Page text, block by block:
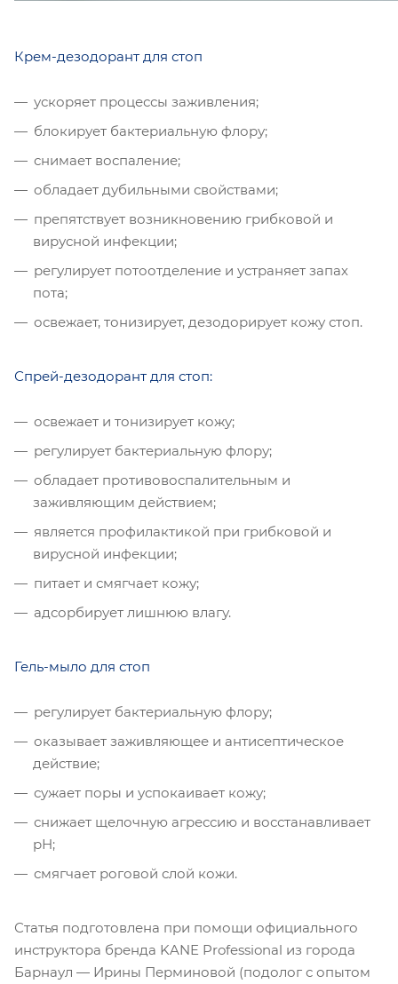
Крем-дезодорант для стоп
ускоряет процессы заживления;
блокирует бактериальную флору;
снимает воспаление;
обладает дубильными свойствами;
препятствует возникновению грибковой и
вирусной инфекции;
регулирует потоотделение и устраняет запах
пота;
освежает, тонизирует, дезодорирует кожу стоп.
Спрей-дезодорант для стоп:
освежает и тонизирует кожу;
регулирует бактериальную флору;
обладает противовоспалительным и
заживляющим действием;
является профилактикой при грибковой и
вирусной инфекции;
питает и смягчает кожу;
адсорбирует лишнюю влагу.
Гель-мыло для стоп
регулирует бактериальную флору;
оказывает заживляющее и антисептическое
действие;
сужает поры и успокаивает кожу;
снижает щелочную агрессию и восстанавливает
рН;
смягчает роговой слой кожи.
Статья подготовлена при помощи официального
инструктора бренда KANE Professional из города
Барнаул — Ирины Перминовой (подолог с опытом